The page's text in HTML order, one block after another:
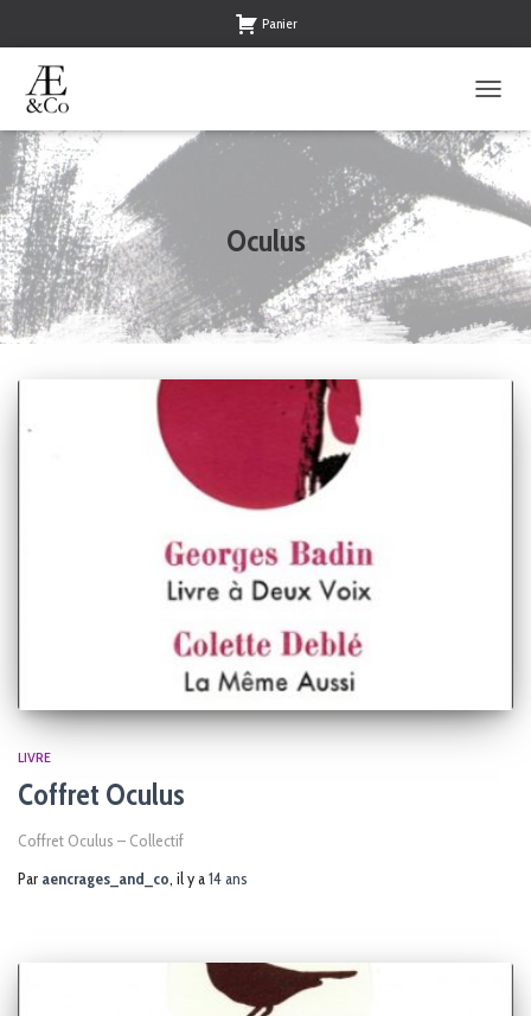
Panier
LA
Oculus
LIVRE
Coffret Oculus
Coffret Oculus – Collectif
Par aencrages_and_co, il y a14 ans